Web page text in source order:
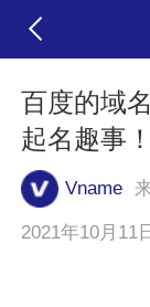
百度的域
起名趣事！
Vname
2021年10月11